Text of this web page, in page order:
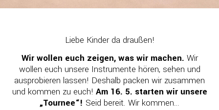
Liebe Kinder da draußen!
Wir wollen euch zeigen, was wir machen. Wir
wollen euch unsere Instrumente hören, sehen und
ausprobieren lassen! Deshalb packen wir zusammen
und kommen zu euch! Am 16. 5. starten wir unsere
„Tournee“! Seid bereit. Wir kommen…